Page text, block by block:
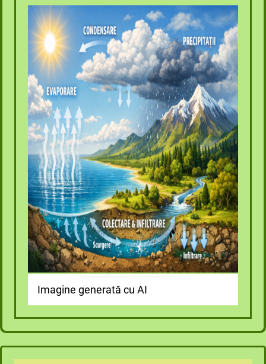
Imagine generată cu AI